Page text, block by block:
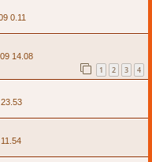
0.11
14.08
1 2 3 4